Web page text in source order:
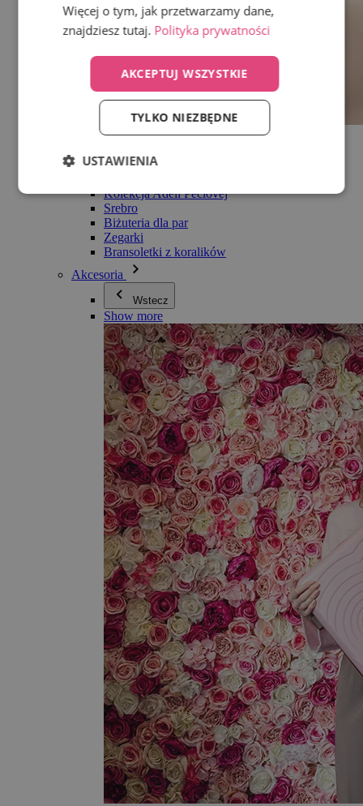
Wszystko w kategorii Biżuteria
Bransoletki
Kolekcja Adéli Pečlovej
Srebro
Biżuteria dla par
Zegarki
Bransoletki z koralików
Akcesoria
Wstecz
Show more
Więcej o tym, jak przetwarzamy dane,
znajdziesz tutaj. Polityka prywatności
AKCEPTUJ WSZYSTKIE
TYLKO NIEZBĘDNE
USTAWIENIA